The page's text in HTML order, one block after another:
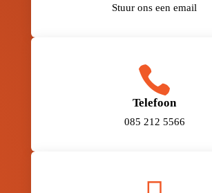
Stuur ons een email

Telefoon
085 212 5566